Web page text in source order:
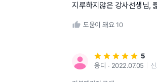
지루하지않은 강사선생님,
도움이 돼요 10
5
응디 ∙ 2022.07.05